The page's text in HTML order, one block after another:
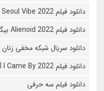
دانلود فیلم Seoul Vibe 2022 حال و هوای سئول
دانلود فیلم Alienoid 2022 بیگانه
دانلود سریال شبکه مخفی زنان
دانلود فیلم I Came By 2022 آمدم
دانلود فیلم سه حرفی